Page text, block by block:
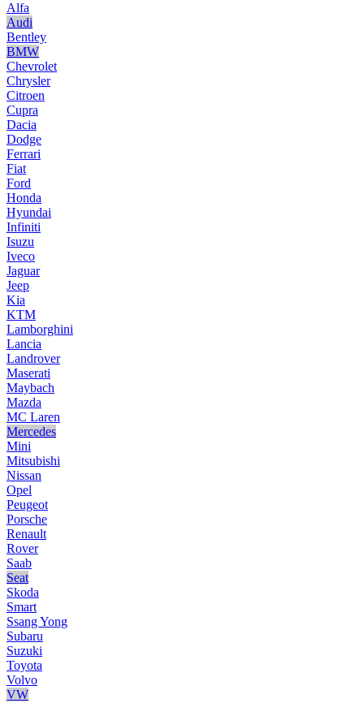
Alfa
Audi
Bentley
BMW
Chevrolet
Chrysler
Citroen
Cupra
Dacia
Dodge
Ferrari
Fiat
Ford
Honda
Hyundai
Infiniti
Isuzu
Iveco
Jaguar
Jeep
Kia
KTM
Lamborghini
Lancia
Landrover
Maserati
Maybach
Mazda
MC Laren
Mercedes
Mini
Mitsubishi
Nissan
Opel
Peugeot
Porsche
Renault
Rover
Saab
Seat
Skoda
Smart
Ssang Yong
Subaru
Suzuki
Toyota
Volvo
VW